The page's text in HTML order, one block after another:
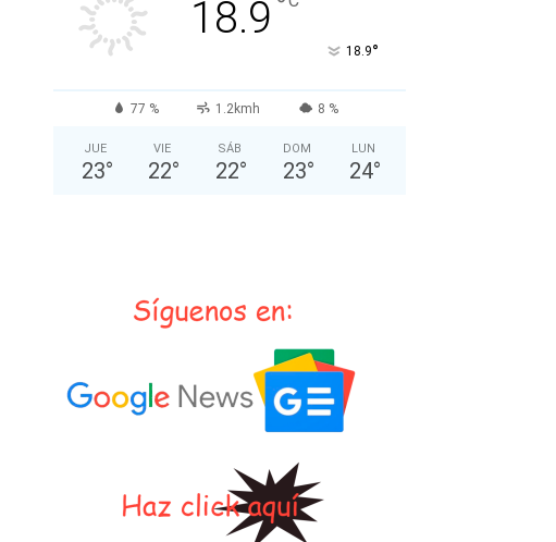
18.9
18.9°
77 % 1.2kmh 8 %
JUE
23°
VIE
22°
SÁB
22°
DOM
23°
LUN
24°